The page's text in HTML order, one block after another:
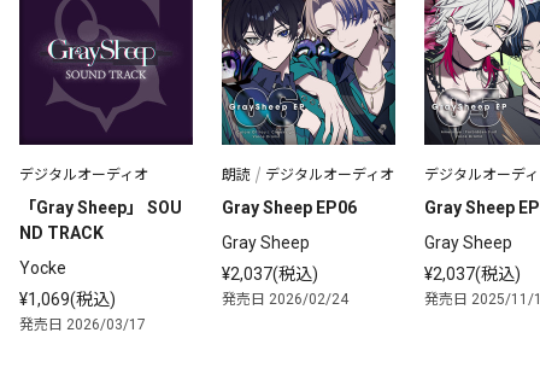
デジタルオーディオ
「Gray Sheep」 SOU
ND TRACK
Yocke
¥1,069(税込)
発売日 2026/03/17
朗読 デジタルオーディオ
Gray Sheep EP06
Gray Sheep
¥2,037(税込)
発売日 2026/02/24
デジタルオーデ
Gray Sheep
Gray Sheep
¥2,037(税込)
発売日 2025/11/